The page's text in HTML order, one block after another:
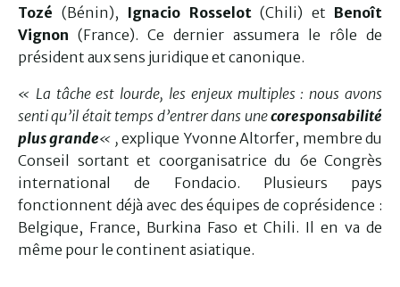
Tozé (Bénin), Ignacio Rosselot (Chili) et Benoît
Vignon (France). Ce dernier assumera le rôle de
président aux sens juridique et canonique.
« La tâche est lourde, les enjeux multiples : nous avons
senti qu’il était temps d’entrer dans unecoresponsabilité
plus grande« , explique Yvonne Altorfer, membre du
Conseil sortant et coorganisatrice du 6e Congrès
international de Fondacio. Plusieurs pays
fonctionnent déjà avec des équipes de coprésidence :
Belgique, France, Burkina Faso et Chili. Il en va de
même pour le continent asiatique.